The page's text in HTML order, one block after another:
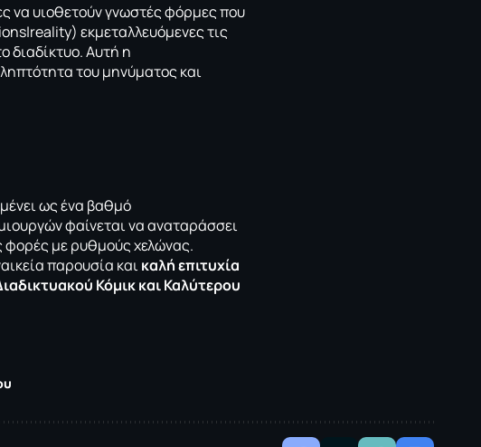
να υιοθετούν γνωστές φόρμες που
εκμεταλλευόμενες τις
διαδίκτυο. Αυτή η
του μηνύματος και
ως ένα βαθμό
φαίνεται να αναταράσσει
φορές με ρυθμούς χελώνας.
παρουσία και καλή επιτυχία
Κόμικ και Καλύτερου